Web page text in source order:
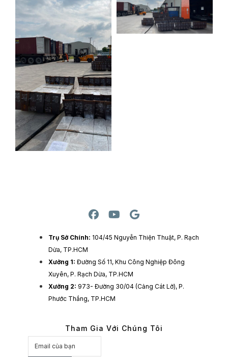
Trụ Sở Chính: 104/45 Nguyễn Thiện Thuật, P. Rạch
Dừa, TP.HCM
Xưởng 1: Đường Số 11, Khu Công Nghiệp Đông
Xuyên, P. Rạch Dừa, TP.HCM
Xưởng 2: 973- Đường 30/04 (Cảng Cát Lở), P.
Phước Thắng, TP.HCM
Tham Gia Với Chúng Tôi